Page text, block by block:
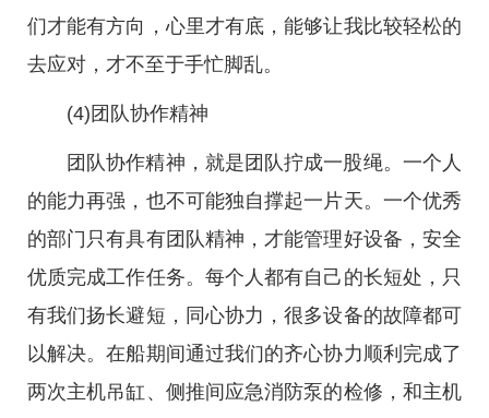
们才能有方向，心里才有底，能够让我比较轻松的
去应对，才不至于手忙脚乱。
(4)团队协作精神
团队协作精神，就是团队拧成一股绳。一个人
的能力再强，也不可能独自撑起一片天。一个优秀
的部门只有具有团队精神，才能管理好设备，安全
优质完成工作任务。每个人都有自己的长短处，只
有我们扬长避短，同心协力，很多设备的故障都可
以解决。在船期间通过我们的齐心协力顺利完成了
两次主机吊缸、侧推间应急消防泵的检修，和主机